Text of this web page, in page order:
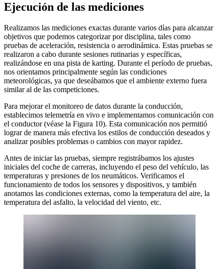
Ejecución de las mediciones
Realizamos las mediciones exactas durante varios días para alcanzar
objetivos que podemos categorizar por disciplina, tales como
pruebas de aceleración, resistencia o aerodinámica. Estas pruebas se
realizaron a cabo durante sesiones rutinarias y específicas,
realizándose en una pista de karting. Durante el período de pruebas,
nos orientamos principalmente según las condiciones
meteorológicas, ya que deseábamos que el ambiente externo fuera
similar al de las competiciones.
Para mejorar el monitoreo de datos durante la conducción,
establecimos telemetría en vivo e implementamos comunicación con
el conductor (véase la Figura 10). Esta comunicación nos permitió
lograr de manera más efectiva los estilos de conducción deseados y
analizar posibles problemas o cambios con mayor rapidez.
Antes de iniciar las pruebas, siempre registrábamos los ajustes
iniciales del coche de carreras, incluyendo el peso del vehículo, las
temperaturas y presiones de los neumáticos. Verificamos el
funcionamiento de todos los sensores y dispositivos, y también
anotamos las condiciones externas, como la temperatura del aire, la
temperatura del asfalto, la velocidad del viento, etc.